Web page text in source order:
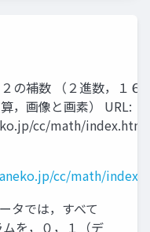
の補数 （２進数，１６
，画像と画素） URL:
cc/math/
cc/math/
タでは，すべて
を，０，１（デ